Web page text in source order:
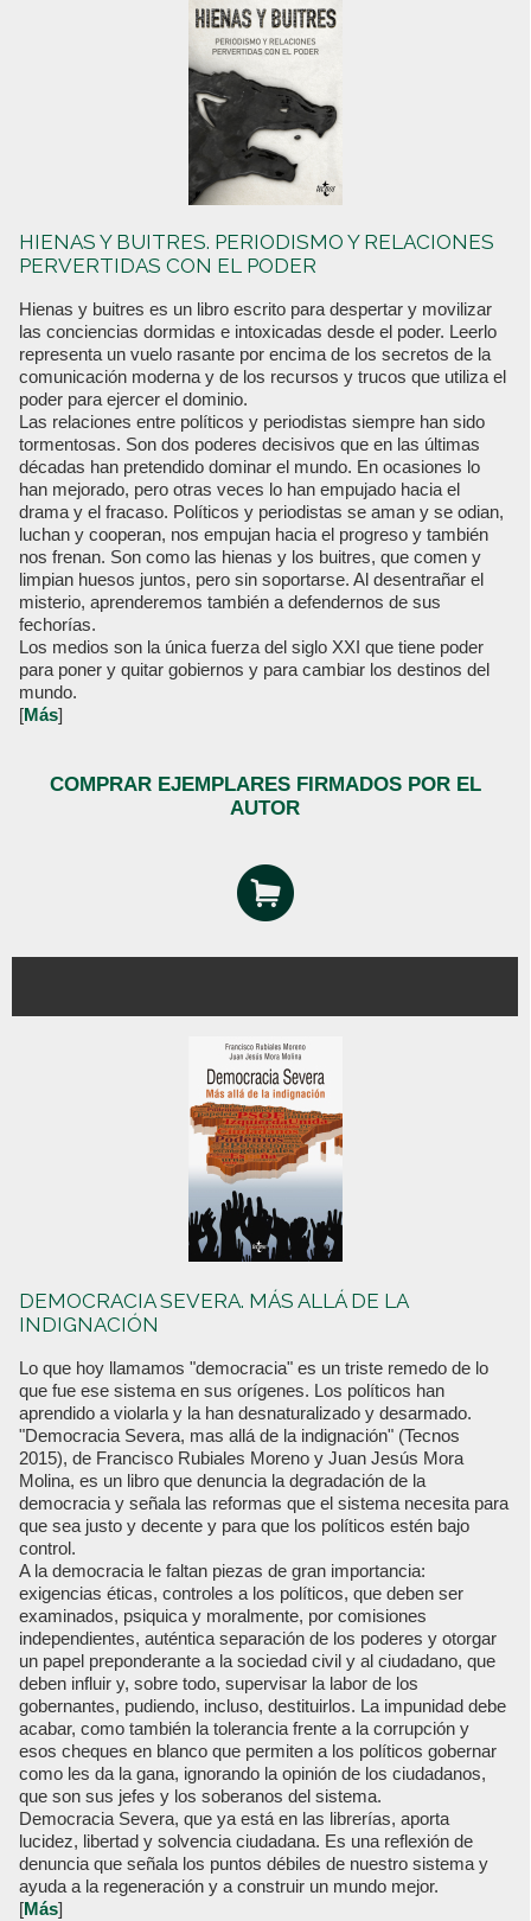
HIENAS Y BUITRES. PERIODISMO Y RELACIONES
PERVERTIDAS CON EL PODER
Hienas y buitres es un libro escrito para despertar y movilizar
las conciencias dormidas e intoxicadas desde el poder. Leerlo
representa un vuelo rasante por encima de los secretos de la
comunicación moderna y de los recursos y trucos que utiliza el
poder para ejercer el dominio.
Las relaciones entre políticos y periodistas siempre han sido
tormentosas. Son dos poderes decisivos que en las últimas
décadas han pretendido dominar el mundo. En ocasiones lo
han mejorado, pero otras veces lo han empujado hacia el
drama y el fracaso. Políticos y periodistas se aman y se odian,
luchan y cooperan, nos empujan hacia el progreso y también
nos frenan. Son como las hienas y los buitres, que comen y
limpian huesos juntos, pero sin soportarse. Al desentrañar el
misterio, aprenderemos también a defendernos de sus
fechorías.
Los medios son la única fuerza del siglo XXI que tiene poder
para poner y quitar gobiernos y para cambiar los destinos del
mundo.
[Más]
COMPRAR EJEMPLARES FIRMADOS POR EL
AUTOR
DEMOCRACIA SEVERA. MÁS ALLÁ DE LA
INDIGNACIÓN
Lo que hoy llamamos "democracia" es un triste remedo de lo
que fue ese sistema en sus orígenes. Los políticos han
aprendido a violarla y la han desnaturalizado y desarmado.
"Democracia Severa, mas allá de la indignación" (Tecnos
2015), de Francisco Rubiales Moreno y Juan Jesús Mora
Molina, es un libro que denuncia la degradación de la
democracia y señala las reformas que el sistema necesita para
que sea justo y decente y para que los políticos estén bajo
control.
A la democracia le faltan piezas de gran importancia:
exigencias éticas, controles a los políticos, que deben ser
examinados, psiquica y moralmente, por comisiones
independientes, auténtica separación de los poderes y otorgar
un papel preponderante a la sociedad civil y al ciudadano, que
deben influir y, sobre todo, supervisar la labor de los
gobernantes, pudiendo, incluso, destituirlos. La impunidad debe
acabar, como también la tolerancia frente a la corrupción y
esos cheques en blanco que permiten a los políticos gobernar
como les da la gana, ignorando la opinión de los ciudadanos,
que son sus jefes y los soberanos del sistema.
Democracia Severa, que ya está en las librerías, aporta
lucidez, libertad y solvencia ciudadana. Es una reflexión de
denuncia que señala los puntos débiles de nuestro sistema y
ayuda a la regeneración y a construir un mundo mejor.
[Más]